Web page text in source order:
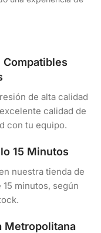
Compatibles
de alta calidad
calidad de
con tu equipo.
15 Minutos
nuestra tienda de
minutos, según
Metropolitana